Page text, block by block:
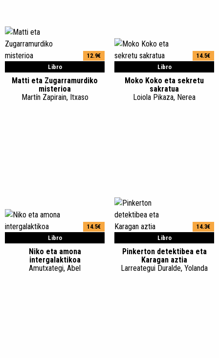
Libro
12.9€
Matti eta Zugarramurdiko
misterioa
Martín Zapirain, Itxaso
Libro
14.5€
Moko Koko eta sekretu
sakratua
Loiola Pikaza, Nerea
Libro
14.5€
Niko eta amona
intergalaktikoa
Amutxategi, Abel
Libro
14.3€
Pinkerton detektibea eta
Karagan aztia
Larreategui Duralde, Yolanda